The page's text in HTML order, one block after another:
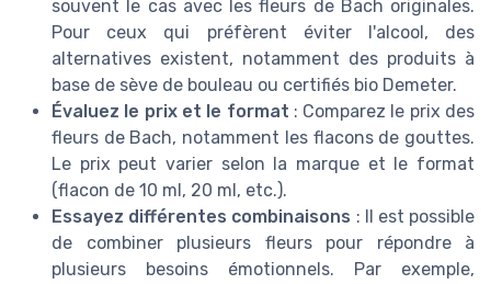
souvent le cas avec les fleurs de Bach originales.
Pour ceux qui préfèrent éviter l'alcool, des
alternatives existent, notamment des produits à
base de sève de bouleau ou certifiés bio Demeter.
Évaluez le prix et le format : Comparez le prix des
fleurs de Bach, notamment les flacons de gouttes.
Le prix peut varier selon la marque et le format
(flacon de 10 ml, 20 ml, etc.).
Essayez différentes combinaisons : Il est possible
de combiner plusieurs fleurs pour répondre à
plusieurs besoins émotionnels. Par exemple,